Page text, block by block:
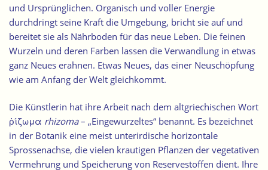
und Ursprünglichen. Organisch und voller Energie
durchdringt seine Kraft die Umgebung, bricht sie auf und
bereitet sie als Nährboden für das neue Leben. Die feinen
Wurzeln und deren Farben lassen die Verwandlung in etwas
ganz Neues erahnen. Etwas Neues, das einer Neuschöpfung
wie am Anfang der Welt gleichkommt.
Die Künstlerin hat ihre Arbeit nach dem altgriechischen Wort
ῥίζωμα rhizoma– „Eingewurzeltes“ benannt. Es bezeichnet
in der Botanik eine meist unterirdische horizontale
Sprossenachse, die vielen krautigen Pflanzen der vegetativen
Vermehrung und Speicherung von Reservestoffen dient. Ihre